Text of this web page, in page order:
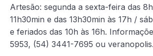
Artesão: segunda a sexta-feira das
11h30min e das 13h30min às 17h /
e feriados das 10h às 16h.
5953, (54) 3441-7695 ou